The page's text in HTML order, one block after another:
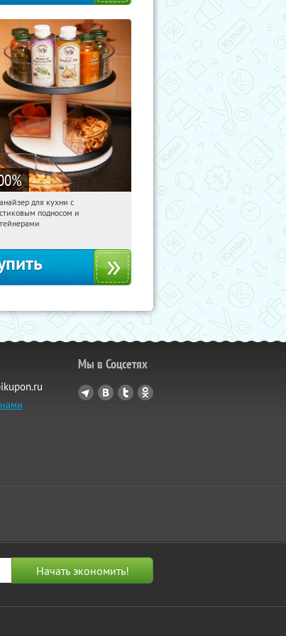
%
14:35:05 Получили:
для кухни с
подносом и
Мы в Соцсетях